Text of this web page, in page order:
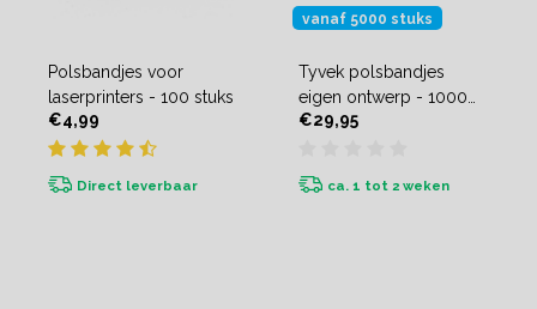
Polsbandjes voor
laserprinters - 100 stuks
€4,99
Direct leverbaar
vanaf 5000 stuks
Tyvek polsbandjes
eigen ontwerp - 1000
stuks
€29,95
ca. 1 tot 2 weken